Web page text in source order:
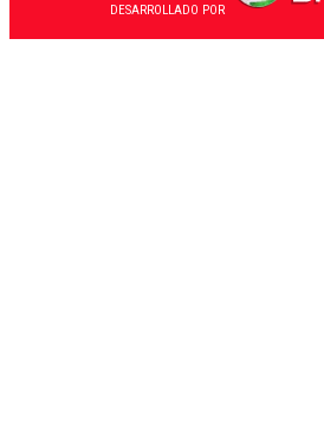
DESARROLLADO POR